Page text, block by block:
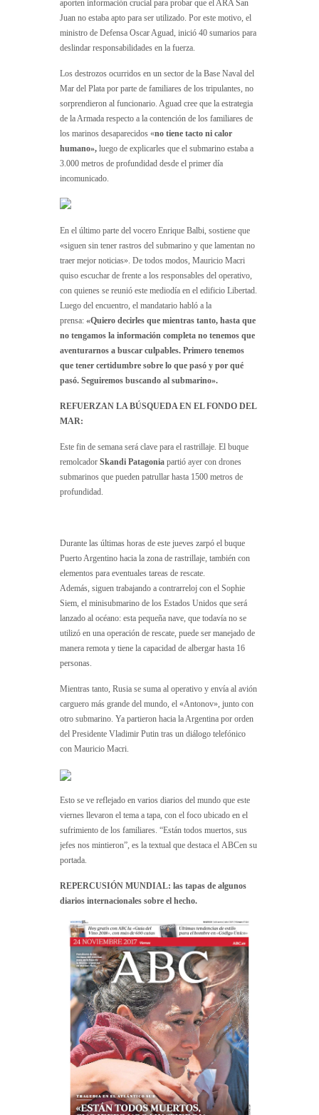
aporten información crucial para probar que el ARA San
Juan no estaba apto para ser utilizado. Por este motivo, el
ministro de Defensa Oscar Aguad, inició 40 sumarios para
deslindar responsabilidades en la fuerza.
Los destrozos ocurridos en un sector de la Base Naval del
Mar del Plata por parte de familiares de los tripulantes, no
sorprendieron al funcionario. Aguad cree que la estrategia
de la Armada respecto a la contención de los familiares de
los marinos desaparecidos «no tiene tacto ni calor
humano», luego de explicarles que el submarino estaba a
3.000 metros de profundidad desde el primer día
incomunicado.
En el último parte del vocero Enrique Balbi, sostiene que
«siguen sin tener rastros del submarino y que lamentan no
traer mejor noticias». De todos modos, Mauricio Macri
quiso escuchar de frente a los responsables del operativo,
con quienes se reunió este mediodía en el edificio Libertad.
Luego del encuentro, el mandatario habló a la
prensa: «Quiero decirles que mientras tanto, hasta que
no tengamos la información completa no tenemos que
aventurarnos a buscar culpables. Primero tenemos
que tener certidumbre sobre lo que pasó y por qué
pasó. Seguiremos buscando al submarino».
REFUERZAN LA BÚSQUEDA EN EL FONDO DEL
MAR:
Este fin de semana será clave para el rastrillaje. El buque
remolcador Skandi Patagonia partió ayer con drones
submarinos que pueden patrullar hasta 1500 metros de
profundidad.
Durante las últimas horas de este jueves zarpó el buque
Puerto Argentino hacia la zona de rastrillaje, también con
elementos para eventuales tareas de rescate.
Además, siguen trabajando a contrarreloj con el Sophie
Siem, el minisubmarino de los Estados Unidos que será
lanzado al océano: esta pequeña nave, que todavía no se
utilizó en una operación de rescate, puede ser manejado de
manera remota y tiene la capacidad de albergar hasta 16
personas.
Mientras tanto, Rusia se suma al operativo y envía al avión
carguero más grande del mundo, el «Antonov», junto con
otro submarino. Ya partieron hacia la Argentina por orden
del Presidente Vladimir Putin tras un diálogo telefónico
con Mauricio Macri.
Esto se ve reflejado en varios diarios del mundo que este
viernes llevaron el tema a tapa, con el foco ubicado en el
sufrimiento de los familiares. “Están todos muertos, sus
jefes nos mintieron”, es la textual que destaca el ABCen su
portada.
REPERCUSIÓN MUNDIAL: las tapas de algunos
diarios internacionales sobre el hecho.